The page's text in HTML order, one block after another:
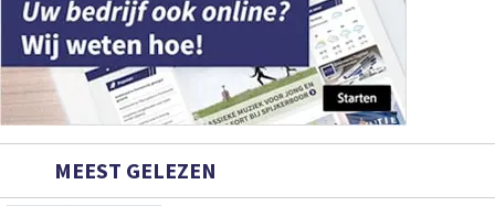
MEEST GELEZEN